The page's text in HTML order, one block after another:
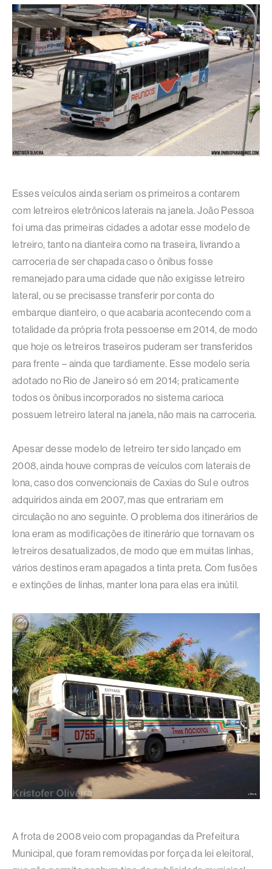
Esses veículos ainda seriam os primeiros a contarem
com letreiros eletrônicos laterais na janela. João Pessoa
foi uma das primeiras cidades a adotar esse modelo de
letreiro, tanto na dianteira como na traseira, livrando a
carroceria de ser chapada caso o ônibus fosse
remanejado para uma cidade que não exigisse letreiro
lateral, ou se precisasse transferir por conta do
embarque dianteiro, o que acabaria acontecendo com a
totalidade da própria frota pessoense em 2014, de modo
que hoje os letreiros traseiros puderam ser transferidos
para frente – ainda que tardiamente. Esse modelo seria
adotado no Rio de Janeiro só em 2014; praticamente
todos os ônibus incorporados no sistema carioca
possuem letreiro lateral na janela, não mais na carroceria.
Apesar desse modelo de letreiro ter sido lançado em
2008, ainda houve compras de veículos com laterais de
lona, caso dos convencionais de Caxias do Sul e outros
adquiridos ainda em 2007, mas que entrariam em
circulação no ano seguinte. O problema dos itinerários de
lona eram as modificações de itinerário que tornavam os
letreiros desatualizados, de modo que em muitas linhas,
vários destinos eram apagados a tinta preta. Com fusões
e extinções de linhas, manter lona para elas era inútil.
A frota de 2008 veio com propagandas da Prefeitura
Municipal, que foram removidas por força da lei eleitoral,